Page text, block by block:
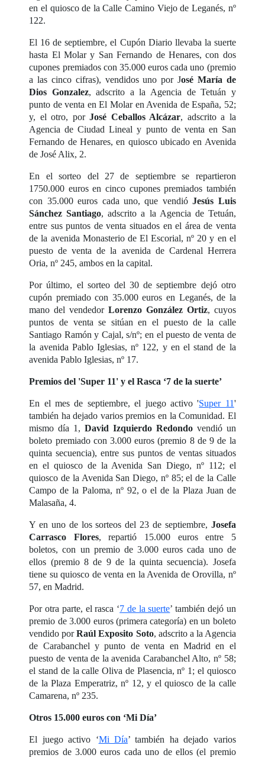
en el quiosco de la Calle Camino Viejo de Leganés, nº
122.
El 16 de septiembre, el Cupón Diario llevaba la suerte
hasta El Molar y San Fernando de Henares, con dos
cupones premiados con 35.000 euros cada uno (premio
a las cinco cifras), vendidos uno por José María de
Dios Gonzalez, adscrito a la Agencia de Tetuán y
punto de venta en El Molar en Avenida de España, 52;
y, el otro, porJosé Ceballos Alcázar, adscrito a la
Agencia de Ciudad Lineal y punto de venta en San
Fernando de Henares, en quiosco ubicado en Avenida
de José Alix, 2.
En el sorteo del 27 de septiembre se repartieron
1750.000 euros en cinco cupones premiados también
con 35.000 euros cada uno, que vendióJesús Luis
Sánchez Santiago, adscrito a la Agencia de Tetuán,
entre sus puntos de venta situados en el área de venta
de la avenida Monasterio de El Escorial, nº 20 y en el
puesto de venta de la avenida de Cardenal Herrera
Oria, nº 245, ambos en la capital.
Por último, el sorteo del 30 de septiembre dejó otro
cupón premiado con 35.000 euros en Leganés, de la
mano del vendedor Lorenzo González Ortiz, cuyos
puntos de venta se sitúan en el puesto de la calle
Santiago Ramón y Cajal, s/nº; en el puesto de venta de
la avenida Pablo Iglesias, nº 122, y en el stand de la
avenida Pablo Iglesias, nº 17.
Premios del 'Super 11' y el Rasca ‘7 de la suerte’
En el mes de septiembre, el juego activo 'Super 11'
también ha dejado varios premios en la Comunidad. El
mismo día 1,David Izquierdo Redondovendió un
boleto premiado con 3.000 euros (premio 8 de 9 de la
quinta secuencia), entre sus puntos de ventas situados
en el quiosco de la Avenida San Diego, nº 112; el
quiosco de la Avenida San Diego, nº 85; el de la Calle
Campo de la Paloma, nº 92, o el de la Plaza Juan de
Malasaña, 4.
Y en uno de los sorteos del 23 de septiembre, Josefa
Carrasco Flores, repartió 15.000 euros entre 5
boletos, con un premio de 3.000 euros cada uno de
ellos (premio 8 de 9 de la quinta secuencia). Josefa
tiene su quiosco de venta en la Avenida de Orovilla, nº
57, en Madrid.
Por otra parte, el rasca ‘7 de la suerte’ también dejó un
premio de 3.000 euros (primera categoría) en un boleto
vendido porRaúl Exposito Soto, adscrito a la Agencia
de Carabanchel y punto de venta en Madrid en el
puesto de venta de la avenida Carabanchel Alto, nº 58;
el stand de la calle Oliva de Plasencia, nº 1; el quiosco
de la Plaza Emperatriz, nº 12, y el quiosco de la calle
Camarena, nº 235.
Otros 15.000 euros con ‘Mi Día’
El juego activo ‘Mi Día’ también ha dejado varios
premios de 3.000 euros cada uno de ellos (el premio